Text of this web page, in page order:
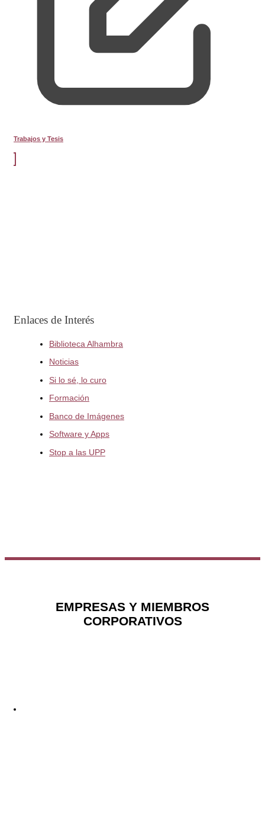
Trabajos y Tesis
Enlaces de Interés
Biblioteca Alhambra
Noticias
Si lo sé, lo curo
Formación
Banco de Imágenes
Software y Apps
Stop a las UPP
EMPRESAS Y MIEMBROS
CORPORATIVOS